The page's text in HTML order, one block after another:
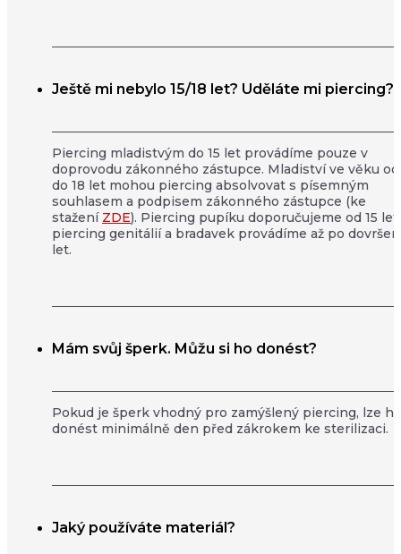
Ještě mi nebylo 15/18 let? Uděláte mi piercing?
Piercing mladistvým do 15 let provádíme pouze v
doprovodu zákonného zástupce. Mladiství ve věku od
do 18 let mohou piercing absolvovat s písemným
souhlasem a podpisem zákonného zástupce (ke
stažení ZDE). Piercing pupíku doporučujeme od 15 let,
piercing genitálií a bradavek provádíme až po
let.
Mám svůj šperk. Můžu si ho donést?
Pokud je šperk vhodný pro zamýšlený piercing, lze ho
donést minimálně den před zákrokem ke sterilizaci.
Jaký používáte materiál?